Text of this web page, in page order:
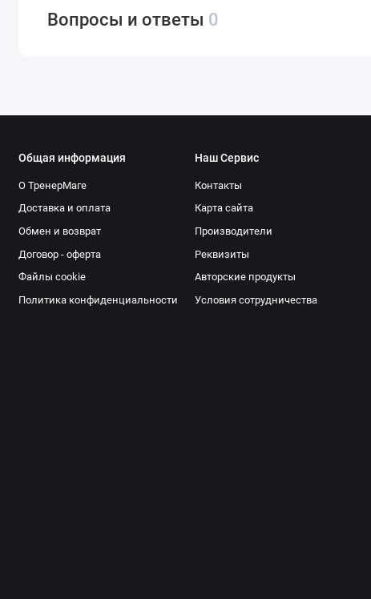
Вопросы и ответы 0
Общая информация
О ТренерМаге
Доставка и оплата
Обмен и возврат
Договор - оферта
Файлы cookie
Политика конфиденциальности
Наш Сервис
Контакты
Карта сайта
Производители
Реквизиты
Авторские продукты
Условия сотрудничества